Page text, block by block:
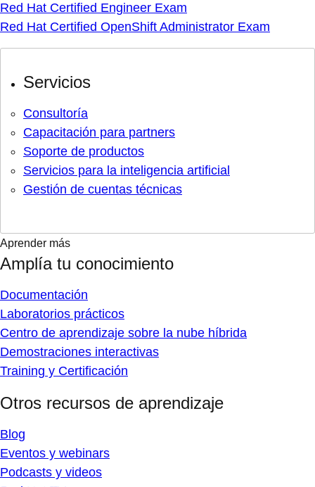
Red Hat Certified Engineer Exam
Red Hat Certified OpenShift Administrator Exam
Servicios
Consultoría
Capacitación para partners
Soporte de productos
Servicios para la inteligencia artificial
Gestión de cuentas técnicas
Aprender más
Amplía tu conocimiento
Documentación
Laboratorios prácticos
Centro de aprendizaje sobre la nube híbrida
Demostraciones interactivas
Training y Certificación
Otros recursos de aprendizaje
Blog
Eventos y webinars
Podcasts y videos